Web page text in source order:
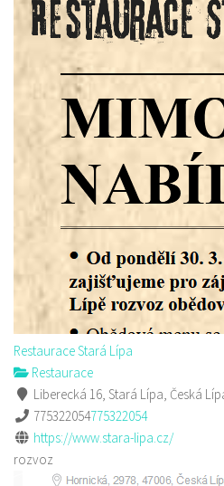
Restaurace Stará Lípa
Restaurace
Liberecká 16, Stará Lípa, Česká
775322054775322054
https://www.stara-lipa.cz/
rozvoz